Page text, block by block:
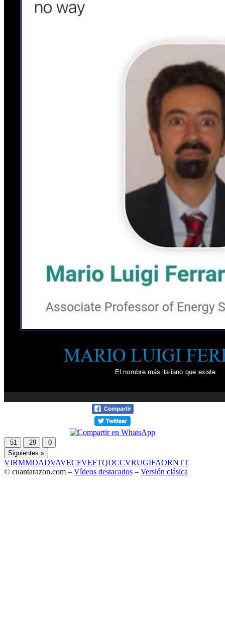
51 29
0
Siguientes »
VIRMMDADVAVECFVEFTQDCCVRUGIFAORNTT
© cuantarazon.com – Vídeos destacados – Versión clásica